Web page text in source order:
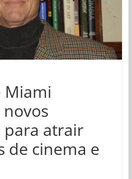
Miami
para atrair
de cinema e